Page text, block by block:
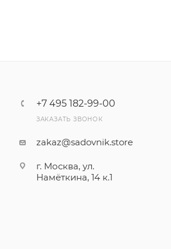
+7 495 182-99-00
ЗАКАЗАТЬ ЗВОНОК
zakaz@sadovnik.store
г. Москва, ул.
Намёткина, 14 к.1